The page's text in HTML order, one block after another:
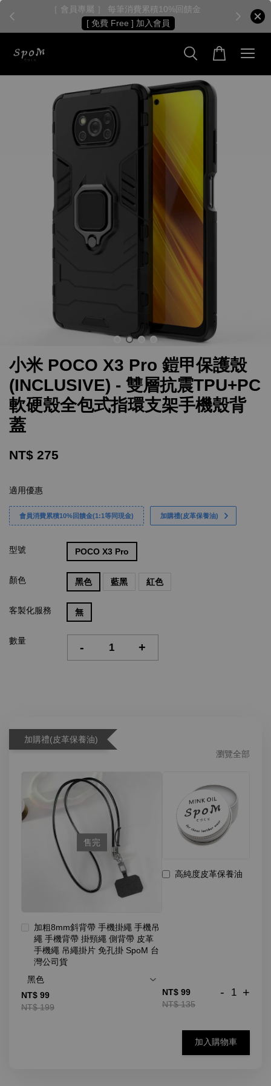
［ 會員專屬 ］ 每筆消費累積10%回饋金
[ 免費 Free ] 加入會員
小米 POCO X3 Pro 鎧甲保護殼
(INCLUSIVE) - 雙層抗震TPU+PC
軟硬殼全包式指環支架手機殼背
蓋
NT$ 275
適用優惠
會員消費累積10%回饋金(1:1等同現金) 加購禮(皮革保養油)
型號 POCO X3 Pro
顏色 黑色 藍黑 紅色
客製化服務 無
數量 - +
加購禮(皮革保養油)
瀏覽全部
售完
加粗8mm斜背帶 手機掛繩 手機吊
繩 手機背帶 掛頸繩 側背帶 皮革
手機繩 吊繩掛片 免孔掛 SpoM 台
灣公司貨
NT$ 99
NT$ 199
高純度皮革保養油
NT$ 99
NT$ 135
- +
加入購物車